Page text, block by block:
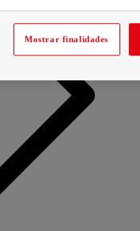
Mostrar finalidades